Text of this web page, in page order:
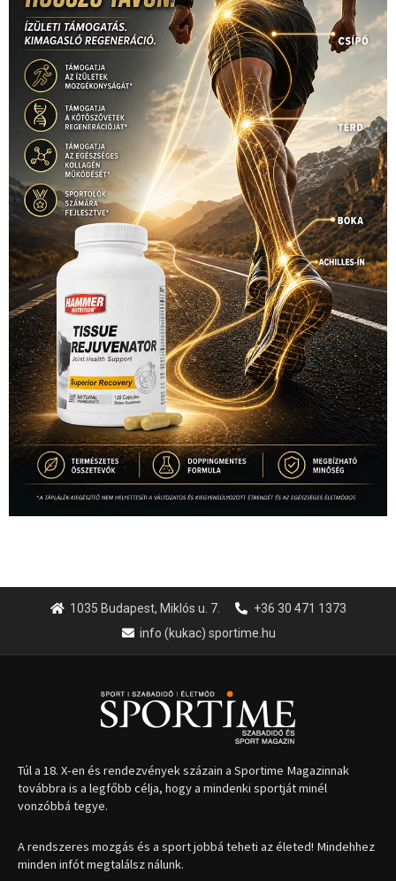
1035 Budapest, Miklós u. 7.
+36 30 471 1373
info (kukac) sportime.hu
Túl a 18. X-en és rendezvények százain a Sportime Magazinnak
továbbra is a legfőbb célja, hogy a mindenki sportját minél
vonzóbbá tegye.
A rendszeres mozgás és a sport jobbá teheti az életed! Mindehhez
minden infót megtalálsz nálunk.